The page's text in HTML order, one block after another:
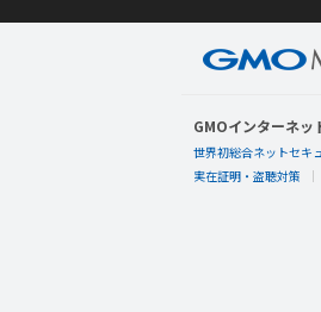
GMOインターネッ
世界初総合ネットセキ
実在証明・盗聴対策